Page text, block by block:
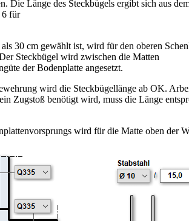
Die Länge des Steckbügels ergibt sich aus
6 für
30 cm gewählt ist, wird für den oberen
Steckbügel wird zwischen die Matten
der Bodenplatte angesetzt.
wird die Steckbügellänge ab OK.
Zugstoß benötigt wird, muss die Länge
wird für die Matte oben der